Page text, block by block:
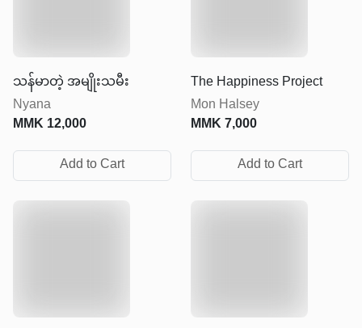
သန်မာတဲ့ အမျိုးသမီး
Nyana
MMK12,000
Add to Cart
The Happiness Project
Mon Halsey
MMK7,000
Add to Cart